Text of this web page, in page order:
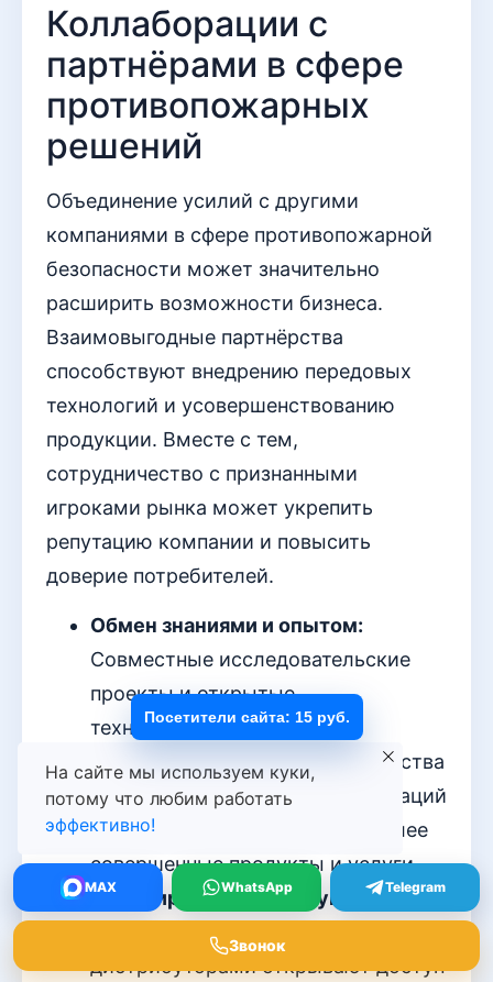
Коллаборации с
партнёрами в сфере
противопожарных
решений
Объединение усилий с другими
компаниями в сфере противопожарной
безопасности может значительно
расширить возможности бизнеса.
Взаимовыгодные партнёрства
способствуют внедрению передовых
технологий и усовершенствованию
продукции. Вместе с тем,
сотрудничество с признанными
игроками рынка может укрепить
репутацию компании и повысить
доверие потребителей.
Обмен знаниями и опытом:
Совместные исследовательские
проекты и открытые
технологические обмены
позволяют участникам партнёрства
оставаться на передовой инноваций
и, как следствие, создавать более
совершенные продукты и услуги.
Рассширение дистрибуции:
Коллаборации с крупными
дистрибуторами открывают доступ
На сайте мы используем куки,
потому что любим работать
эффективно!
MAX WhatsApp Telegram
Звонок
Посетители сайта: 15 руб.